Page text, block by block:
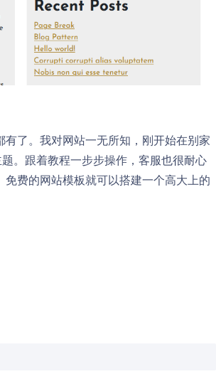
了。我对网站一无所知，刚开始在别家
。跟着教程一步步操作，客服也很耐心
费的网站模板就可以搭建一个高大上的